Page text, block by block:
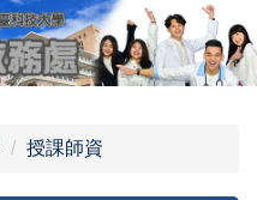
授課師資